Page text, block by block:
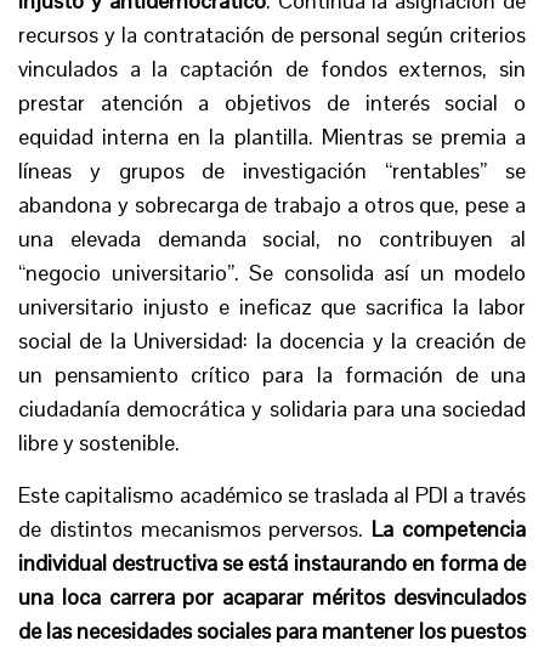
recursos y la contratación de personal según criterios
vinculados a la captación de fondos externos, sin
prestar atención a objetivos de interés social o
equidad interna en la plantilla. Mientras se premia a
líneas y grupos de investigación “rentables” se
abandona y sobrecarga de trabajo a otros que, pese a
una elevada demanda social, no contribuyen al
“negocio universitario”. Se consolida así un modelo
universitario injusto e ineficaz que sacrifica la labor
social de la Universidad: la docencia y la creación de
un pensamiento crítico para la formación de una
ciudadanía democrática y solidaria para una sociedad
libre y sostenible.
Este capitalismo académico se traslada al PDI a través
de distintos mecanismos perversos. La competencia
individual destructiva se está instaurando en forma de
una loca carrera por acaparar méritos desvinculados
de las necesidades sociales para mantener los puestos